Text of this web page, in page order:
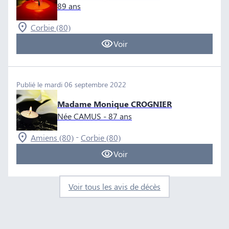
89 ans
Corbie (80)
Voir
Publié le mardi 06 septembre 2022
Madame Monique CROGNIER
Née CAMUS - 87 ans
Amiens (80) -Corbie (80)
Voir
Voir tous les avis de décès